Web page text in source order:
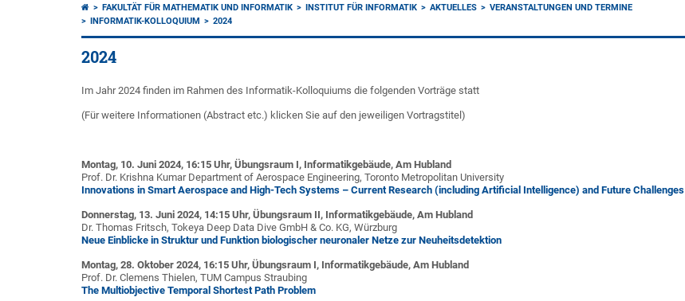
FAKULTÄT FÜR MATHEMATIK UND INFORMATIK INSTITUT FÜR INFORMATIK AKTUELLES
VERANSTALTUNGEN UND TERMINE
INFORMATIK-KOLLOQUIUM
2024
2024
Im Jahr 2024 finden im Rahmen des Informatik-Kolloquiums die folgenden Vorträge statt
(Für weitere Informationen (Abstract etc.) klicken Sie auf den jeweiligen Vortragstitel)
Montag, 10. Juni 2024, 16:15 Uhr, Übungsraum I, Informatikgebäude, Am Hubland
Prof. Dr. Krishna Kumar Department of Aerospace Engineering, Toronto Metropolitan University
Innovations in Smart Aerospace and High-Tech Systems – Current Research (including Artificial Intelligence) and Future Challenges
Donnerstag, 13. Juni 2024, 14:15 Uhr, Übungsraum II, Informatikgebäude, Am Hubland
Dr. Thomas Fritsch, Tokeya Deep Data Dive GmbH & Co. KG, Würzburg
Neue Einblicke in Struktur und Funktion biologischer neuronaler Netze zur Neuheitsdetektion
Montag, 28. Oktober 2024, 16:15 Uhr, Übungsraum I, Informatikgebäude, Am Hubland
Prof. Dr. Clemens Thielen, TUM Campus Straubing
The Multiobjective Temporal Shortest Path Problem